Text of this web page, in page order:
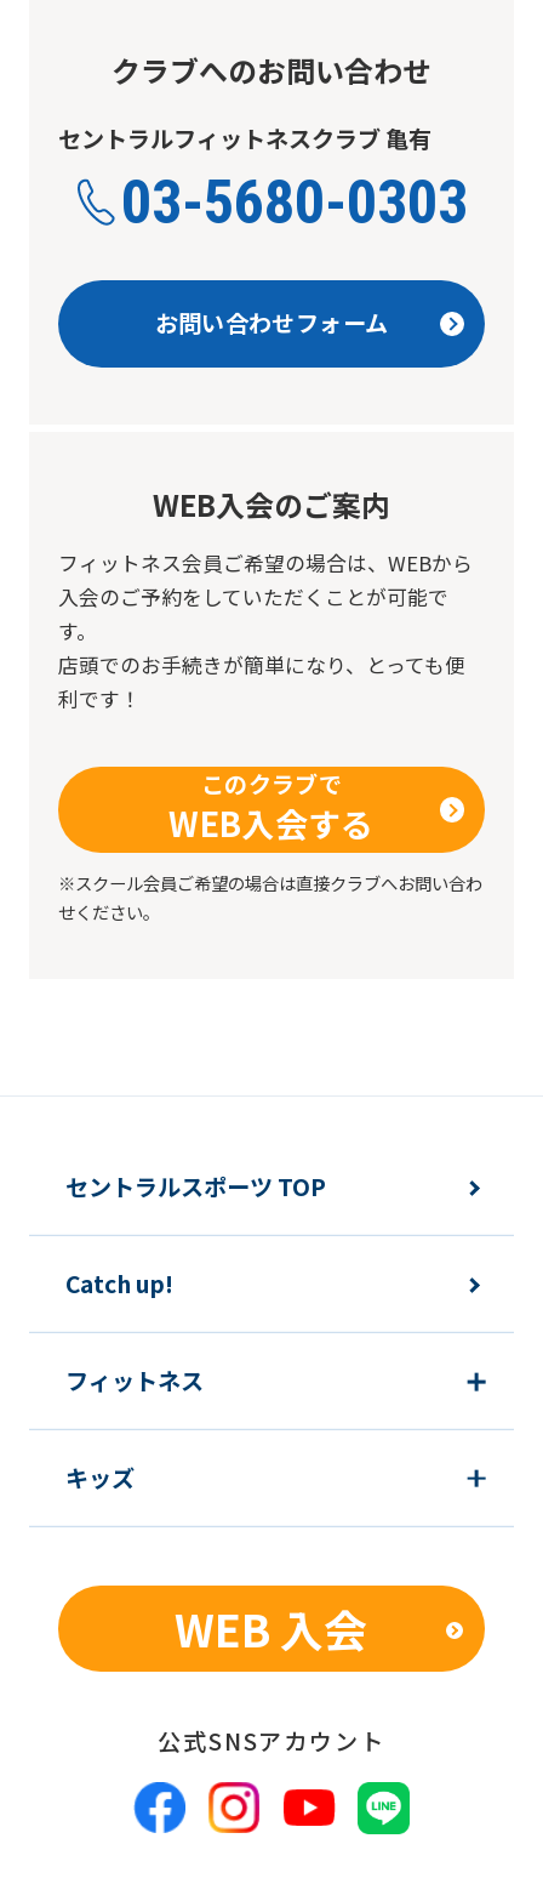
クラブへのお問い合わせ
セントラルフィットネスクラブ 亀有
03-5680-0303
お問い合わせフォーム
WEB入会のご案内
フィットネス会員ご希望の場合は、 WEBから
入会のご予約をしていただくことが可能で
す。
店頭でのお手続きが簡単になり、とっても便
利です！
このクラブで
WEB入会する
※スクール会員ご希望の場合は直接クラブへお問い合わ
せください。
of
website
will
be
mechanically,
be
accurate
translation.
The
differ
from
the
original
this
before
Automatic
セントラルスポーツ TOP
Catch up!
フィットネス
キッズ
WEB 入会
公式SNSアカウント